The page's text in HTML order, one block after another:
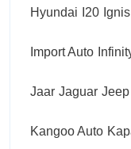
Hyundai I20 Ignis
Import Auto
Jaar Jaguar Jeep
Kangoo Auto